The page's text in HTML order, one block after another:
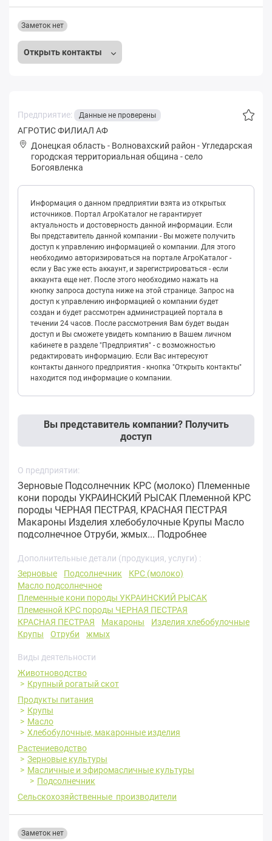
Открыть контакты
Заметок нет
Предприятие: Данные не проверены
АГРОТИС ФИЛИАЛ АФ
Донецкая область - Волновахский район -Углeдapская
городская территориальная община -село
Богоявленка
Информация о данном предприятии взята из открытых
источников. Портал АгроКаталог не гарантирует
актуальность и достоверность данной информации. Если
Вы представитель данной компании - Вы можете получить
доступ к управлению информацией о компании. Для этого
необходимо авторизироваться на портале АгроКаталог -
если у Вас уже есть аккаунт, и зарегистрироваться - если
аккаунта еще нет. После этого необходимо нажать на
кнопку запроса доступа ниже на этой странице. Запрос на
доступ к управлению информацией о компании будет
создан и будет рассмотрен администрацией портала в
течении 24 часов. После рассмотрения Вам будет выдан
доступ и Вы сможете увидеть компанию в Вашем личном
кабинете в разделе "Предприятия" - с возможностью
редактировать информацию. Если Вас интересуют
контакты данного предприятия - кнопка "Открыть контакты"
находится под информацие о компании.
Вы представитель компании? Получить
доступ
О предприятии:
Зерновые Подсолнечник КРС (молоко) Племенные
кони породы УКРАИНСКИЙ РЫСАК Племенной КРС
породы ЧЕРНАЯ ПЕСТРАЯ, КРАСНАЯ ПЕСТРАЯ
Макароны Изделия хлебобулочные Крупы Масло
подсолнечное Отруби, жмых... Подробнее
Дополнительные детали (продукция, услуги) :
Зерновые
Подсолнечник
КРС (молоко)
Масло подсолнечное
Племенные кони породы УКРАИНСКИЙ РЫСАК
Племенной КРС породы ЧЕРНАЯ ПЕСТРАЯ
КРАСНАЯ ПЕСТРАЯ
Макароны
Изделия хлебобулочные
Крупы
Отруби жмых
Виды деятельности
Животноводство
Крупный рогатый скот
Продукты питания
Крупы
Масло
Хлебобулочные, макаронные изделия
Растениеводство
Зерновые культуры
Масличные и эфиромасличные культуры
Подсолнечник
Сельскохозяйственные производители
Заметок нет